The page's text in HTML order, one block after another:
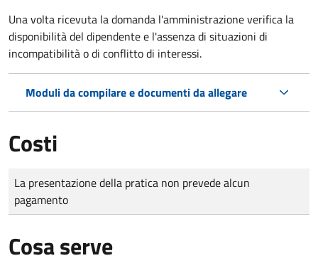
Una volta ricevuta la domanda l'amministrazione verifica la
disponibilità del dipendente e l'assenza di situazioni di
incompatibilità o di conflitto di interessi.
Moduli da compilare e documenti da allegare
Costi
Tipo di pagamento
Importo
La presentazione della pratica non prevede alcun
pagamento
Cosa serve